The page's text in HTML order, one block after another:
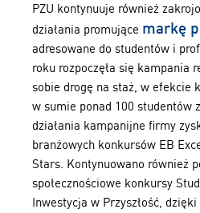
PZU kontynuuje również
działania promujące markę
adresowane do studentów i
roku rozpoczęła się kampania
sobie drogę na staż, w efekcie
w sumie ponad 100 studentów
działania kampanijne firmy
branżowych konkursów EB
Stars. Kontynuowano również
społecznościowe konkursy
Inwestycja w Przyszłość,